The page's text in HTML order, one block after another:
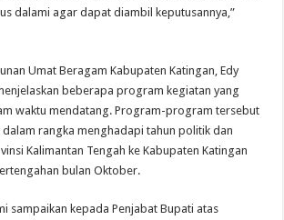
dalami agar dapat diambil keputusannya,”
Umat Beragam Kabupaten Katingan, Edy
beberapa program kegiatan yang
waktu mendatang. Program-program tersebut
dalam rangka menghadapi tahun politik dan
Kalimantan Tengah ke Kabupaten Katingan
bulan Oktober.
sampaikan kepada Penjabat Bupati atas